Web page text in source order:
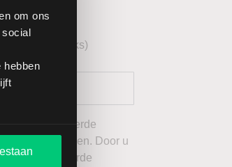
om ons
social
hebben
(dagelijks)
AEX (wekelijks)
mij geselecteerde
LYNX ontvangen. Door u
de geselecteerde